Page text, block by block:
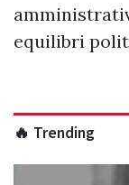
equilibri
🔥 Trending